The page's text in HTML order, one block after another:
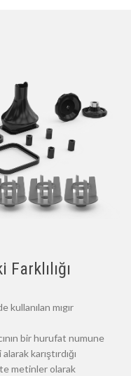
kullanılan mıgır
bir hurufat numune
karıştırdığı
metinler olarak